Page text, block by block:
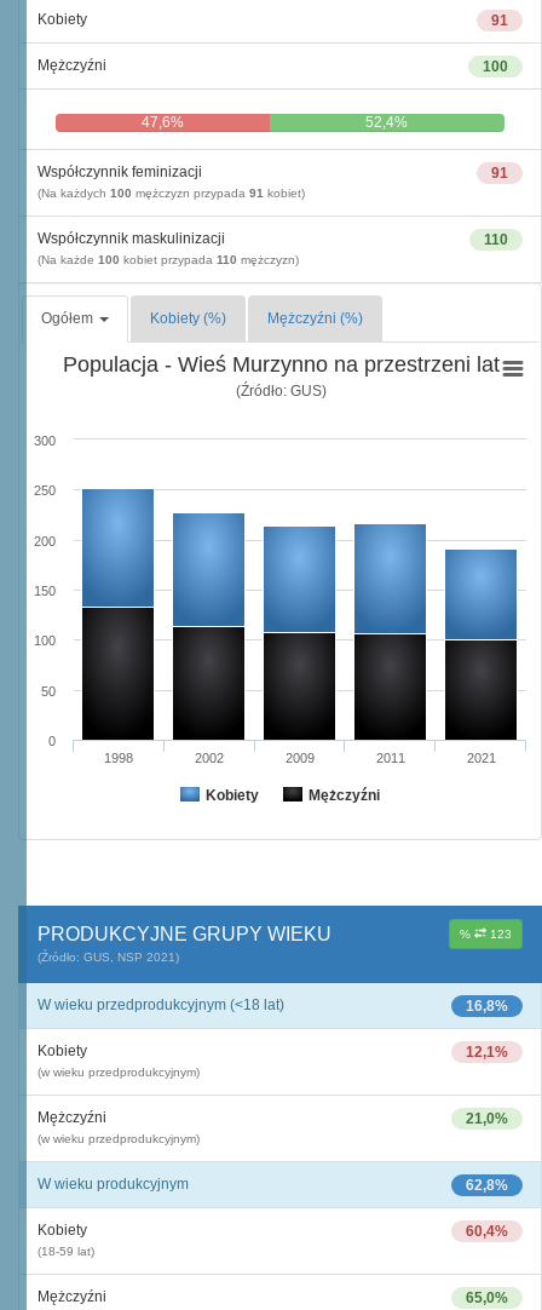
91
Kobiety
100
Mężczyźni
47,6% 52,4%
91
Współczynnik feminizacji
(Na każdych 100 mężczyzn przypada 91 kobiet)
110
Współczynnik maskulinizacji
(Na każde 100 kobiet przypada 110 mężczyzn)
Ogółem Kobiety (%) Mężczyźni (%)
Populacja - Wieś Murzynno na przestrzeni lat
(Źródło: GUS)
Kobiety Mężczyźni
1998 2002 2009 2011 2021
0
50
100
150
200
250
300
% 123
PRODUKCYJNE GRUPY WIEKU
(Źródło: GUS, NSP 2021)
16,8%
W wieku przedprodukcyjnym (<18 lat)
12,1%
Kobiety
(w wieku przedprodukcyjnym)
21,0%
Mężczyźni
(w wieku przedprodukcyjnym)
62,8%
W wieku produkcyjnym
60,4%
Kobiety
(18-59 lat)
65,0%
Mężczyźni